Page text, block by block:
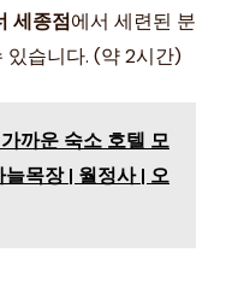
세종점에서 세련된 분
있습니다. (약 2시간)
까운 숙소 호텔 모
목장 | 월정사 | 오